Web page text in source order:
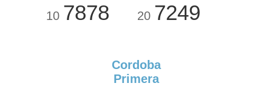
10 7878 20 7249
Cordoba
Primera